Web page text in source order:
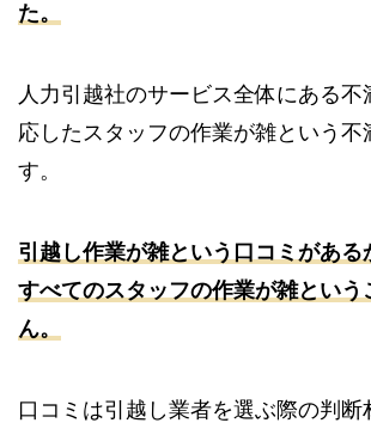
た。
人力引越社のサービス全体にある
応したスタッフの作業が雑という不
す。
引越し作業が雑という口コミがある
すべてのスタッフの作業が雑という
ん。
口コミは引越し業者を選ぶ際の判断